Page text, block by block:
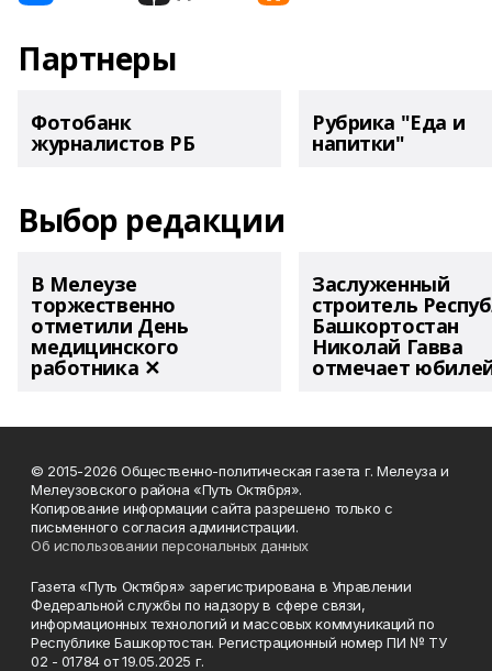
Партнеры
Фотобанк
журналистов РБ
Рубрика "Еда и
напитки"
Выбор редакции
В Мелеузе
торжественно
отметили День
медицинского
работника ✕
Заслуженный
строитель
Башкортостан
Николай Гавва
отмечает
© 2015-2026 Общественно-политическая газета г. Мелеуза и
Мелеузовского района «Путь Октября».
Копирование информации сайта разрешено только с
письменного согласия администрации.
Об использовании персональных данных
Газета «Путь Октября» зарегистрирована в Управлении
Федеральной службы по надзору в сфере связи,
информационных технологий и массовых коммуникаций по
Республике Башкортостан. Регистрационный номер ПИ № ТУ
02 - 01784 от 19.05.2025 г.